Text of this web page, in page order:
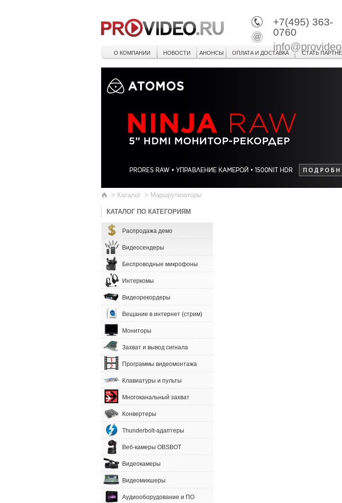
+7(495) 363-
0760
О КОМПАНИИ НОВОСТИ АНОНСЫ ОПЛАТА И ДОСТАВКА СТАТЬ
> Каталог > Маршрутизаторы
КАТАЛОГ ПО КАТЕГОРИЯМ
Распродажа демо
Видеосендеры
Беспроводные микрофоны
Интеркомы
Видеорекордеры
Вещание в интернет (стрим)
Мониторы
Захват и вывод сигнала
Программы видеомонтажа
Клавиатуры и пульты
Многоканальный захват
Конвертеры
Thunderbolt-адаптеры
Веб-камеры OBSBOT
Видеокамеры
Видеомикшеры
Аудиооборудование и ПО